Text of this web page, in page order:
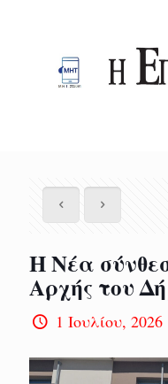
Η Νέα
Αρχής του
1 Ιουλίου, 2026